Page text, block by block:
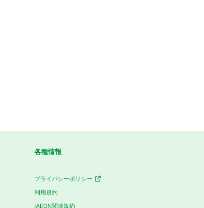
各種情報
プライバシーポリシー
利用規約
iAEON関連規約